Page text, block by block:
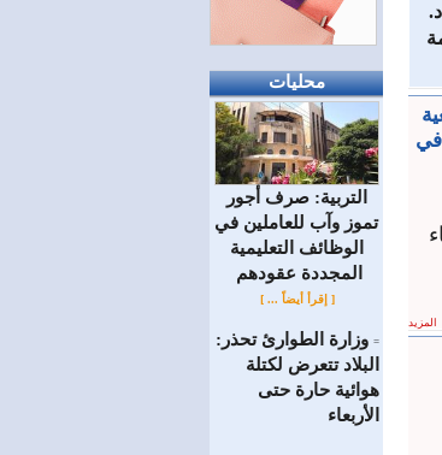
محليات
التربية: صرف أجور
تموز وآب للعاملين في
الوظائف ‏التعليمية
المجددة عقودهم ‏
[ إقرأ أيضاً ... ]
= وزارة الطوارئ تحذر:
البلاد تتعرض لكتلة
هوائية حارة حتى
الأربعاء
في
المزيد